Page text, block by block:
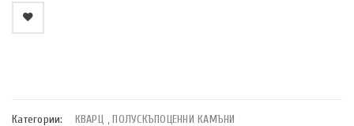
Категории: КВАРЦ ,ПОЛУСКЪПОЦЕННИ КАМЪНИ